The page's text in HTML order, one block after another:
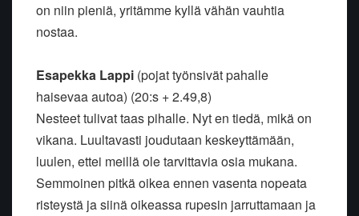
on niin pieniä, yritämme kyllä vähän vauhtia
nostaa.
Esapekka Lappi (pojat työnsivät pahalle
haisevaa autoa) (20:s + 2.49,8)
Nesteet tulivat taas pihalle. Nyt en tiedä, mikä on
vikana. Luultavasti joudutaan keskeyttämään,
luulen, ettei meillä ole tarvittavia osia mukana.
Semmoinen pitkä oikea ennen vasenta nopeata
risteystä ja siinä oikeassa rupesin jarruttamaan ja